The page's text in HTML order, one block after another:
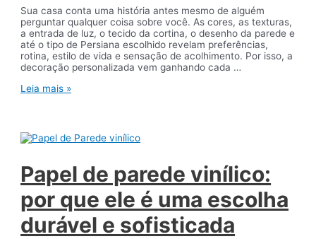
Sua casa conta uma história antes mesmo de alguém
perguntar qualquer coisa sobre você. As cores, as texturas,
a entrada de luz, o tecido da cortina, o desenho da parede e
até o tipo de Persiana escolhido revelam preferências,
rotina, estilo de vida e sensação de acolhimento. Por isso, a
decoração personalizada vem ganhando cada …
Decoração
papel
de
cortinas
e
persianas
Leia mais »
Papel de parede vinílico:
por que ele é uma escolha
durável e sofisticada